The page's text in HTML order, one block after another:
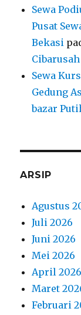
Sewa
Pusat
Bekasi
Sewa
Gedung
bazar
ARSIP
Agustus
Juli 2026
Juni 2026
Mei 2026
April 2026
Maret
Februari